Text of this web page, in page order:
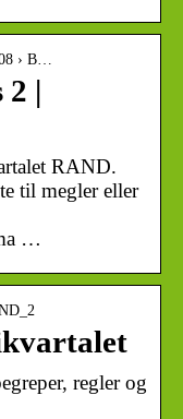
› B…
2 |
RAND.
til megler eller
…
regler og